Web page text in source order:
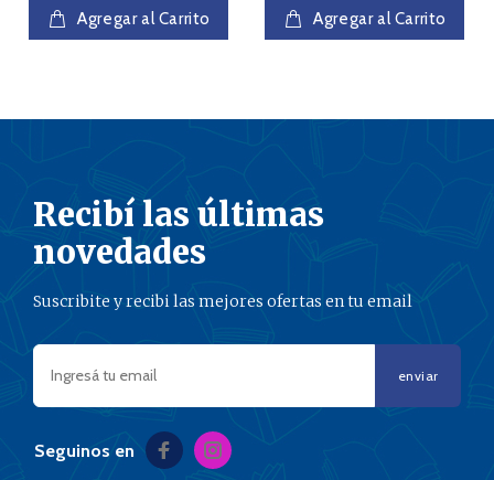
Agregar al Carrito Agregar al Carrito
Recibí las últimas
novedades
Suscribite y recibi las mejores ofertas en tu email
enviar
Seguinos en